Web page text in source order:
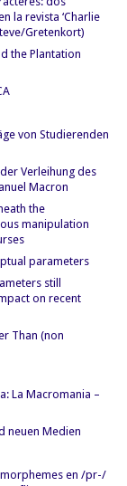
la revista ‘Charlie
Gretenkort)
the Plantation
von Studierenden
Verleihung des
Macron
the
manipulation
parameters
still
on recent
Than (non
La Macromania –
neuen Medien
en /pr-/